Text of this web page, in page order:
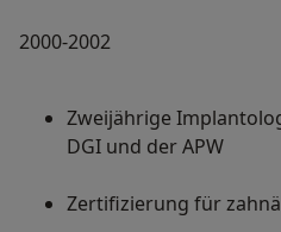
2000-2002
Zweijährige
DGI und der APW
Zertifizierung für